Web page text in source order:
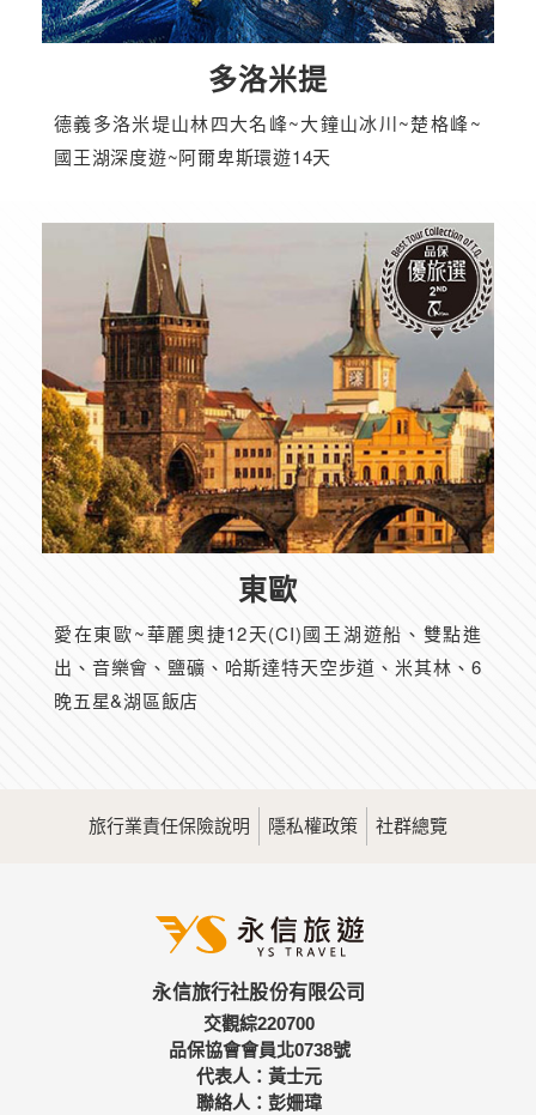
多洛米提
德義多洛米堤山林四大名峰~大鐘山冰川~楚格峰~
國王湖深度遊~阿爾卑斯環遊14天
東歐
愛在東歐~華麗奧捷12天(CI)國王湖遊船、雙點進
出、音樂會、鹽礦、哈斯達特天空步道、米其林、6
晚五星&湖區飯店
旅行業責任保險說明 隱私權政策 社群總覽
永信旅行社股份有限公司
交觀綜220700
品保協會會員北0738號
代表人：黃士元
聯絡人：彭姍瑋